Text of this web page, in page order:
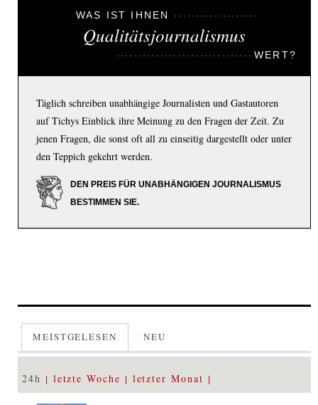
WAS IST IHNEN
Qualitätsjournalismus
WERT?
Täglich schreiben unabhängige Journalisten und Gastautoren
auf Tichys Einblick ihre Meinung zu den Fragen der Zeit. Zu
jenen Fragen, die sonst oft all zu einseitig dargestellt oder unter
den Teppich gekehrt werden.
DEN PREIS FÜR UNABHÄNGIGEN JOURNALISMUS
BESTIMMEN SIE.
MEISTGELESEN NEU
24h letzte Woche letzter Monat